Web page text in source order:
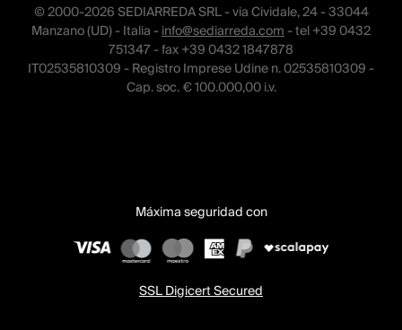
© 2000-2026 SEDIARREDA SRL - via Cividale, 24 - 33044
Manzano (UD) - Italia -info@sediarreda.com- tel +39 0432
751347 - fax +39 0432 1847878
IT02535810309 - Registro Imprese Udine n. 02535810309 -
Cap. soc. € 100.000,00 i.v.
Máxima seguridad con
SSL Digicert Secured